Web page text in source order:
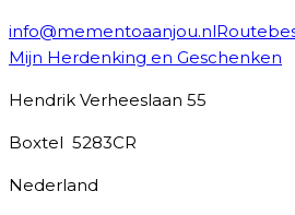
info@mementoaanjou.nl
Mijn Herdenking en Geschenken
Hendrik Verheeslaan 55
Boxtel 5283CR
Nederland